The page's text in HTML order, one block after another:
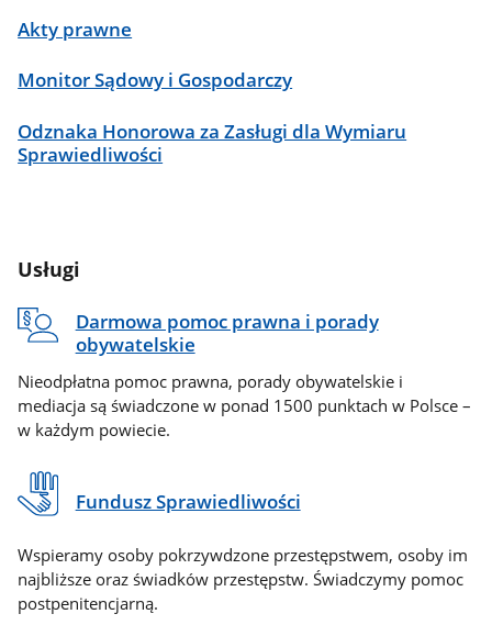
Akty prawne
Monitor Sądowy i Gospodarczy
Odznaka Honorowa za Zasługi dla Wymiaru
Sprawiedliwości
Usługi
Darmowa pomoc prawna i porady
obywatelskie
Nieodpłatna pomoc prawna, porady obywatelskie i
mediacja są świadczone w ponad 1500 punktach w Polsce –
w każdym powiecie.
Fundusz Sprawiedliwości
Wspieramy osoby pokrzywdzone przestępstwem, osoby im
najbliższe oraz świadków przestępstw. Świadczymy pomoc
postpenitencjarną.